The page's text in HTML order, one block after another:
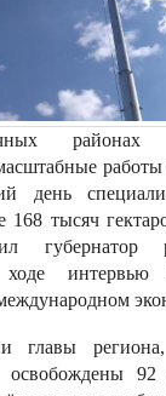
районах
день
168 тысяч
губернатор
главы
освобождены 92